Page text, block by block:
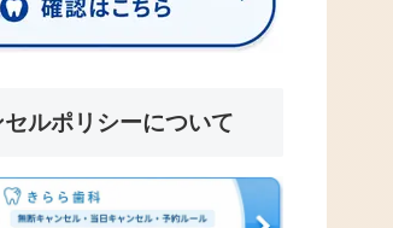
ルポリシーについて